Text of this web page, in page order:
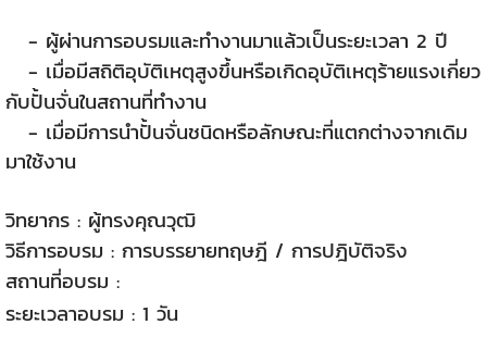
- ผู้ผ่านการอบรมและทำงานมาแล้วเป็นระยะเวลา 2 ปี
- เมื่อมีสถิติอุบัติเหตุสูงขึ้นหรือเกิดอุบัติเหตุร้ายแรงเกี่ยว
กับปั้นจั่นในสถานที่ทำงาน
- เมื่อมีการนำปั้นจั่นชนิดหรือลักษณะที่แตกต่างจากเดิม
มาใช้งาน
วิทยากร : ผู้ทรงคุณวุฒิ
วิธีการอบรม : การบรรยายทฤษฎี / การปฎิบัติจริง
สถานที่อบรม :
ระยะเวลาอบรม : 1 วัน